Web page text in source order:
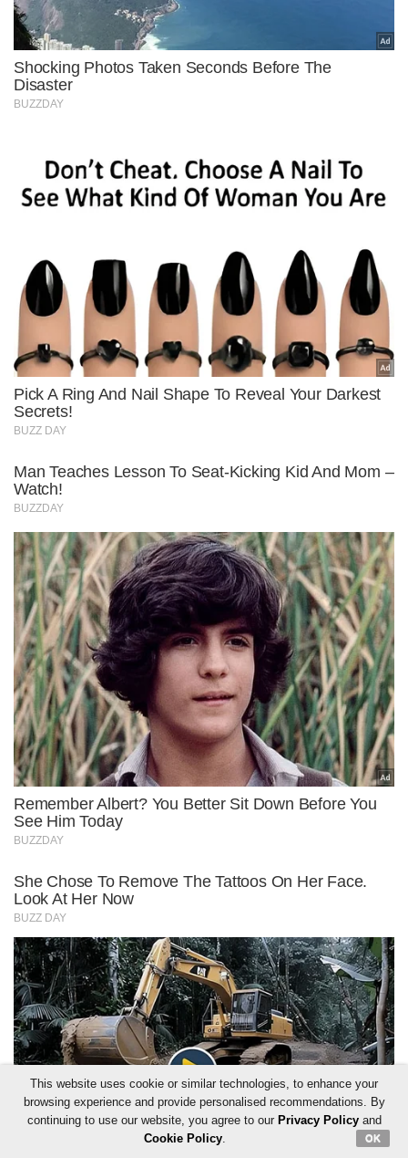
This website uses cookie or similar technologies, to enhance your
browsing experience and provide personalised recommendations. By
continuing to use our website, you agree to our Privacy Policyand
Cookie Policy. OK